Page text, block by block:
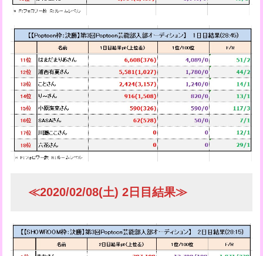
≪2020/02/08(土) 2日目結果≫